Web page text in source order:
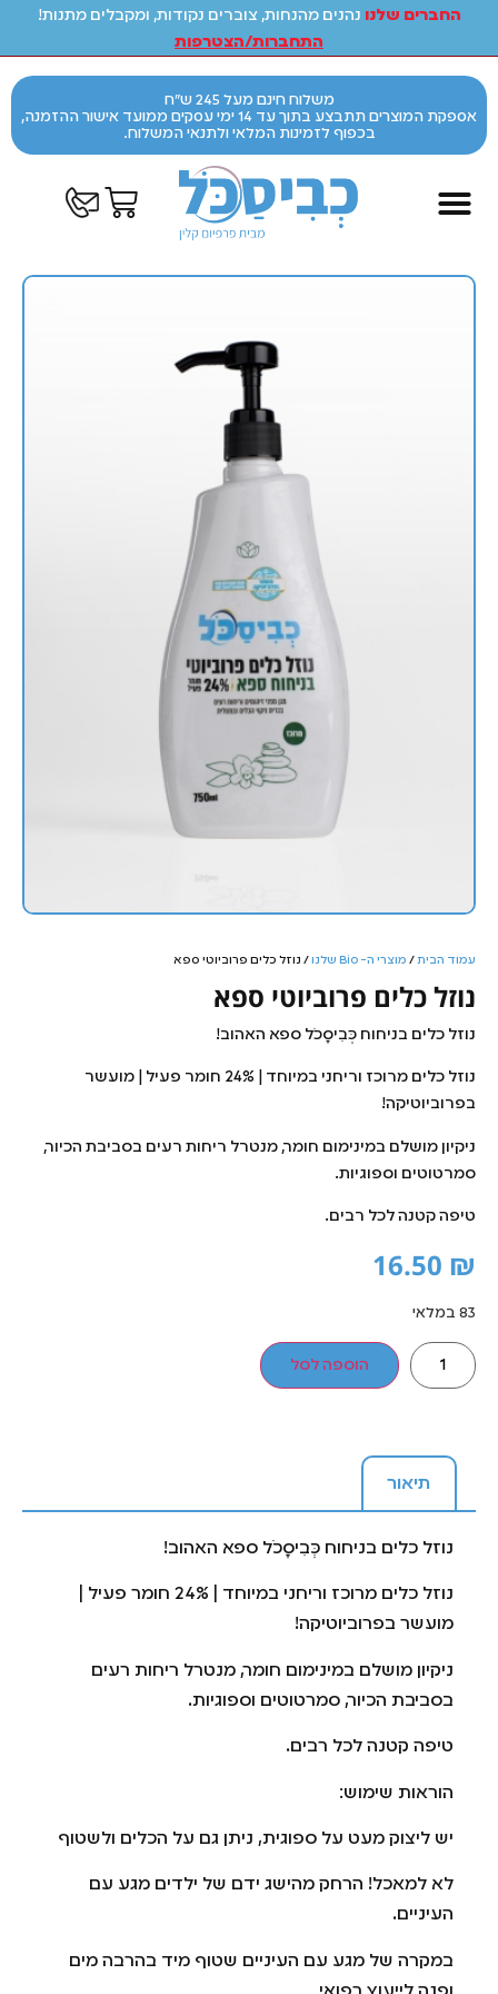
החברים שלנו נהנים מהנחות, צוברים נקודות, ומקבלים מתנות!
התחברות/הצטרפות
משלוח חינם מעל 245 ש"ח
אספקת המוצרים תתבצע בתוך עד 14 ימי עסקים ממועד אישור ההזמנה,
בכפוף לזמינות המלאי ולתנאי המשלוח.
עמוד הבית/ מוצרי ה- Bio שלנו / נוזל כלים פרוביוטי ספא
נוזל כלים פרוביוטי ספא
נוזל כלים בניחוח כְּבִיסָכֹל ספא האהוב!
נוזל כלים מרוכז וריחני במיוחד | 24% חומר פעיל | מועשר
בפרוביוטיקה!
ניקיון מושלם במינימום חומר, מנטרל ריחות רעים בסביבת הכיור,
סמרטוטים וספוגיות.
טיפה קטנה לכל רבים.
16.50 ₪
83 במלאי
הוספה לסל
תיאור
נוזל כלים בניחוח כְּבִיסָכֹל ספא האהוב!
נוזל כלים מרוכז וריחני במיוחד | 24% חומר פעיל |
מועשר בפרוביוטיקה!
ניקיון מושלם במינימום חומר, מנטרל ריחות רעים
בסביבת הכיור, סמרטוטים וספוגיות.
טיפה קטנה לכל רבים.
הוראות שימוש:
יש ליצוק מעט על ספוגית, ניתן גם על הכלים ולשטוף
לא למאכל! הרחק מהישג ידם של ילדים מגע עם
העיניים.
במקרה של מגע עם העיניים שטוף מיד בהרבה מים